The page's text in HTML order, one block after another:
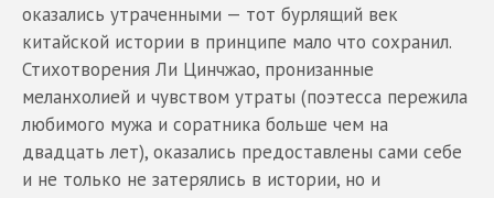
оказались утраченными — тот бурлящий век
китайской истории в принципе мало что сохранил.
Стихотворения Ли Цинчжао, пронизанные
меланхолией и чувством утраты (поэтесса пережила
любимого мужа и соратника больше чем на
двадцать лет), оказались предоставлены сами себе
и не только не затерялись в истории, но и